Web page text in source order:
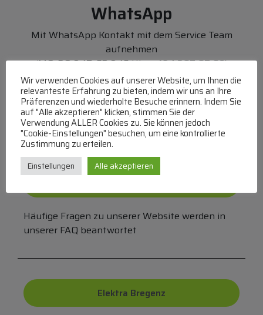
WhatsApp
Mit WhatsApp Kontakt mit dem Service Team
aufnehmen
(MO-DO 8-17, FR 8-15 Uhr,+43 1 267 67 60)
Bei uns können Sie bezahlen per:
Überweisung
PayPal
VISA
MasterCard
Häufige Fragen zu unserer Website werden in
unserer FAQ beantwortet
Elektra Bregenz
Wir verwenden Cookies auf unserer Website, um Ihnen die
relevanteste Erfahrung zu bieten, indem wir uns an Ihre
Präferenzen und wiederholte Besuche erinnern. Indem Sie
auf "Alle akzeptieren" klicken, stimmen Sie der
Verwendung ALLER Cookies zu. Sie können jedoch
"Cookie-Einstellungen" besuchen, um eine kontrollierte
Zustimmung zu erteilen.
Einstellungen Alle akzeptieren